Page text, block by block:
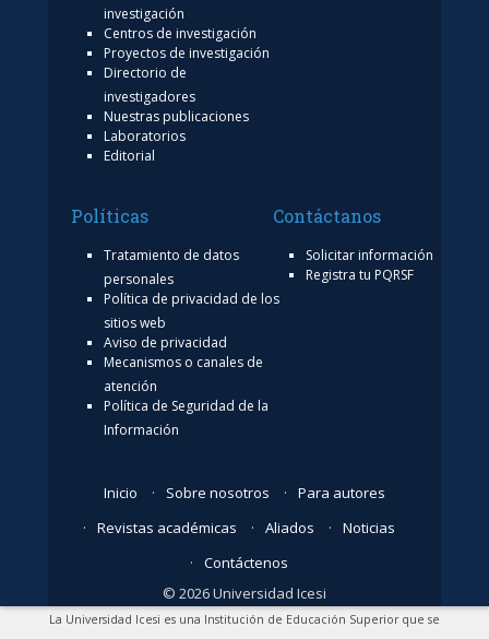
investigación
Centros de investigación
Proyectos de investigación
Directorio de
investigadores
Nuestras publicaciones
Laboratorios
Editorial
Políticas
Tratamiento de datos
personales
Política de privacidad de los
sitios web
Aviso de privacidad
Mecanismos o canales de
atención
Política de Seguridad de la
Información
Contáctanos
Solicitar información
Registra tu PQRSF
Inicio Sobre nosotros
Para autores
Revistas académicas
Aliados
Noticias
Contáctenos
© 2026 Universidad Icesi
La Universidad Icesi es una Institución de Educación Superior que se